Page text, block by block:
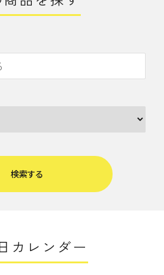
検索する
カレンダー